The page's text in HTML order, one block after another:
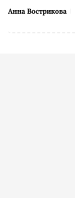
Анна Вострикова